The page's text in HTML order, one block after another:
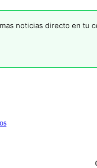
noticias directo en tu